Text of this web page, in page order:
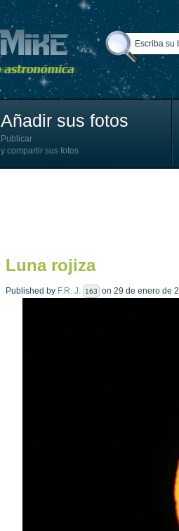
Añadir sus fotos
Publicar
y compartir sus fotos
Luna rojiza
Published by F.R. J. 163 on 29 de enero de